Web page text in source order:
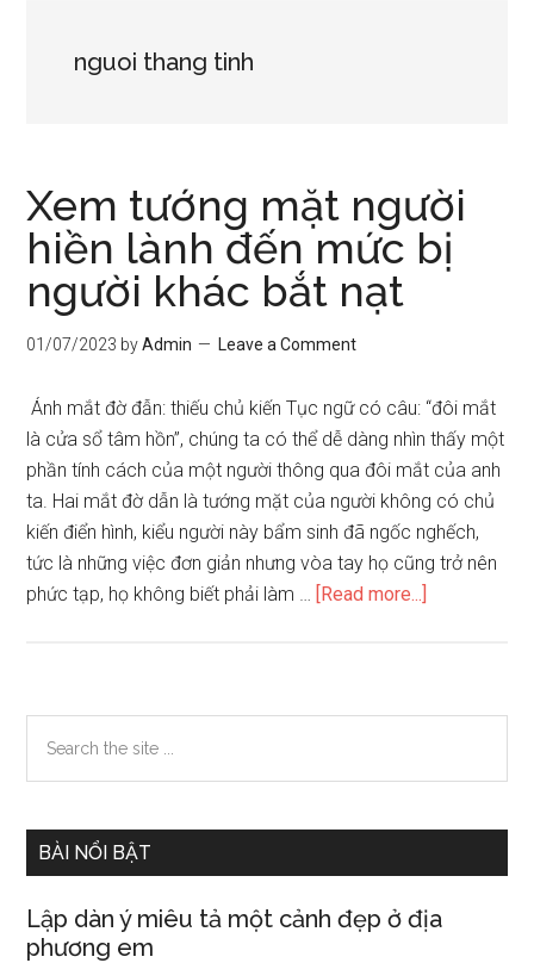
nguoi thang tinh
Xem tướng mặt người
hiền lành đến mức bị
người khác bắt nạt
01/07/2023 byAdmin Leave a Comment
Ánh mắt đờ đẫn: thiếu chủ kiến Tục ngữ có câu: “đôi mắt
là cửa sổ tâm hồn”, chúng ta có thể dễ dàng nhìn thấy một
phần tính cách của một người thông qua đôi mắt của anh
ta. Hai mắt đờ dẫn là tướng mặt của người không có chủ
kiến điển hình, kiểu người này bẩm sinh đã ngốc nghếch,
tức là những việc đơn giản nhưng vòa tay họ cũng trở nên
phức tạp, họ không biết phải làm … [Read more...]
người
lành
bị
khác
Primary
Sidebar
the
BÀI NỔI BẬT
Lập dàn ý miêu tả một cảnh đẹp ở địa
phương em